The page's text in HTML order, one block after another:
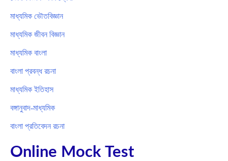
মাধ্যমিক ভৌতবিজ্ঞান
মাধ্যমিক জীবন বিজ্ঞান
মাধ্যমিক বাংলা
বাংলা প্রবন্ধ রচনা
মাধ্যমিক ইতিহাস
বঙ্গানুবাদ-মাধ্যমিক
বাংলা প্রতিবেদন রচনা
Online Mock Test